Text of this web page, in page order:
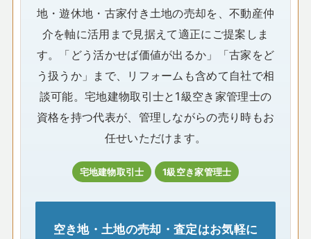
地・遊休地・古家付き土地の売却を、不動産仲
介を軸に活用まで見据えて適正にご提案しま
す。「どう活かせば価値が出るか」「古家をど
う扱うか」まで、リフォームも含めて自社で相
談可能。宅地建物取引士と1級空き家管理士の
資格を持つ代表が、管理しながらの売り時もお
任せいただけます。
宅地建物取引士 1級空き家管理士
空き地・土地の売却・査定はお気軽に